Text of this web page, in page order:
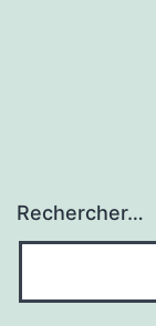
Rechercher…